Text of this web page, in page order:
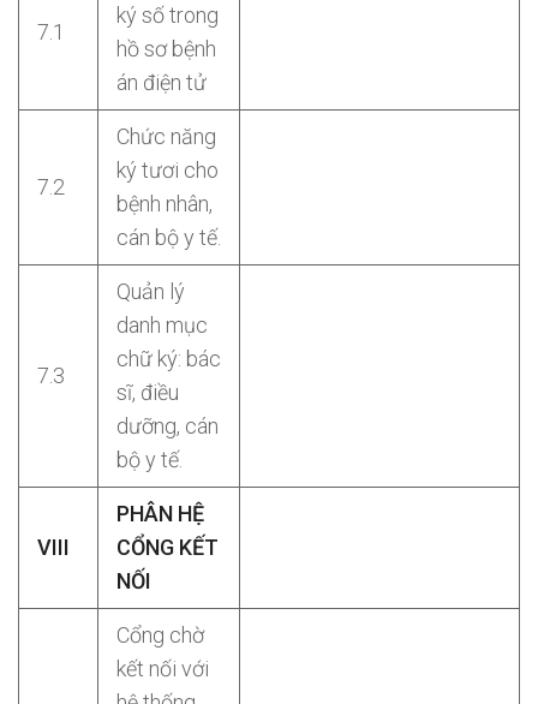
7.1
ký số trong
hồ sơ bệnh
án điện tử
7.2
Chức năng
ký tươi cho
bệnh nhân,
cán bộ y tế.
7.3
Quản lý
danh mục
chữ ký: bác
sĩ, điều
dưỡng, cán
bộ y tế.
VIII
PHÂN HỆ
CỔNG KẾT
NỐI
Cổng chờ
kết nối với